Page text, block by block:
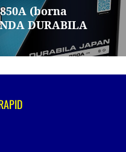
(borna
DURABILA